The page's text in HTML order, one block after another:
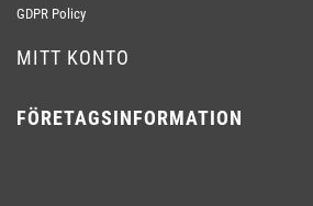
GDPR Policy
MITT KONTO
FÖRETAGSINFORMATION